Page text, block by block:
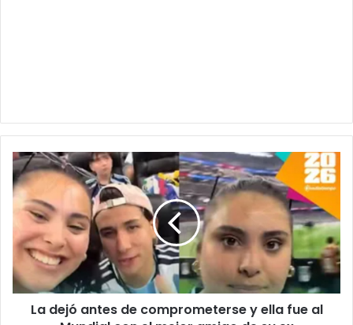
La
dejó
antes
de
comprometerse
y
ella
fue
al
Mundial
La dejó antes de comprometerse y ella fue al